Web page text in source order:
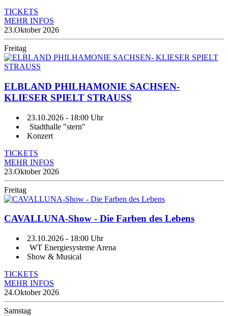
TICKETS
MEHR INFOS
23.Oktober 2026
Freitag
ELBLAND PHILHAMONIE SACHSEN-
KLIESER SPIELT STRAUSS
23.10.2026 - 18:00 Uhr
Stadthalle "stern"
Konzert
TICKETS
MEHR INFOS
23.Oktober 2026
Freitag
CAVALLUNA-Show - Die Farben des Lebens
23.10.2026 - 18:00 Uhr
WT Energiesysteme Arena
Show & Musical
TICKETS
MEHR INFOS
24.Oktober 2026
Samstag